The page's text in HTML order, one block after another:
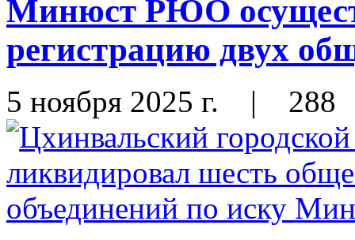
Минюст РЮО
регистрацию двух
5 ноября 2025 г. | 288